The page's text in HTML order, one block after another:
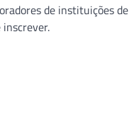
de instituições de
inscrever.